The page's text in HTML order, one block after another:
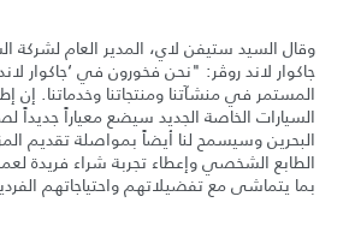
وقال السيد ستيفن لاي، المدير العام لشركة
جاكوار لاند روڤر: "نحن فخورون في ‘جاكوار لاند
المستمر في منشآتنا ومنتجاتنا وخدماتنا. إن
السيارات الخاصة الجديد سيضع معياراً جديداً
البحرين وسيسمح لنا أيضاً بمواصلة تقديم
الطابع الشخصي وإعطاء تجربة شراء فريدة
بما يتماشى مع تفضيلاتهم واحتياجاتهم